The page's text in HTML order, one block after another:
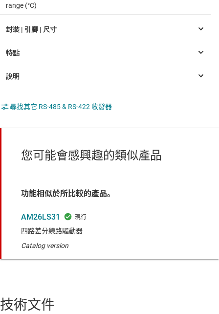
range (°C)
尋找其它 RS-485 & RS-422 收發器
您可能會感興趣的類似產品
功能相似於所比較的產品。
AM26LS31
四路差分線路驅動器
Catalog version
技術文件